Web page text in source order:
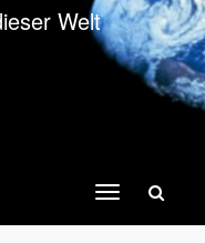
Welt
Toggle
navigation